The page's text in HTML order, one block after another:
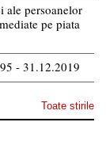
ale persoanelor
pe piata
- 31.12.2019
Toate stirile